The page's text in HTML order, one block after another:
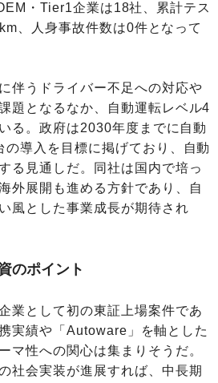
・Tier1企業は18社、累計テス
、人身事故件数は0件となって
伴うドライバー不足への対応や
題となるなか、自動運転レベル4
る。政府は2030年度までに自動
導入を目標に掲げており、自動
る見通しだ。同社は国内で培っ
外展開も進める方針であり、自
風とした事業成長が期待され
のポイント
業として初の東証上場案件であ
実績や「Autoware」を軸とした
マ性への関心は集まりそうだ。
社会実装が進展すれば、中長期